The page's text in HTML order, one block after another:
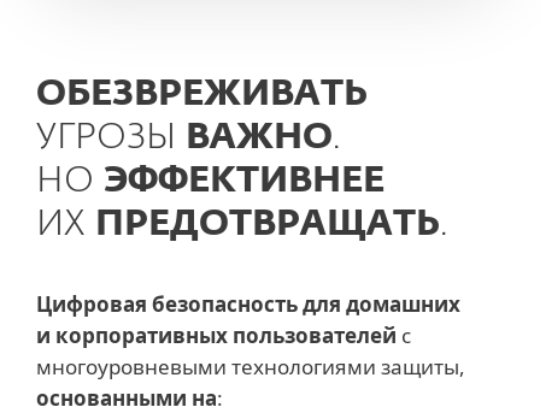
ОБЕЗВРЕЖИВАТЬ
УГРОЗЫ ВАЖНО.
НО ЭФФЕКТИВНЕЕ
ИХ ПРЕДОТВРАЩАТЬ.
Цифровая безопасность для домашних
и корпоративных пользователей с
многоуровневыми технологиями защиты,
основанными на: